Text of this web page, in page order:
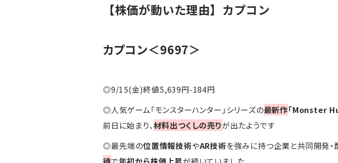
【株価が動いた理由】カプコン
カプコン＜9697＞
◎9/15(金)終値5,639円-184円
◎人気ゲーム「モンスターハンター」シリーズの最新作「Monster
前日に始まり、材料出つくしの売りが出たようです
◎最先端の位置情報技術やAR技術を強みに持つ企業と共同開発・